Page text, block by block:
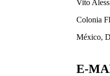
Vito
Colonia
México,
E-